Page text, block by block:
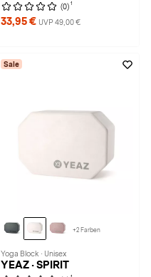
(0) 1
33,95 € UVP 49,00 €
Sale
+2 Farben
Yoga Block · Unisex
YEAZ · SPIRIT